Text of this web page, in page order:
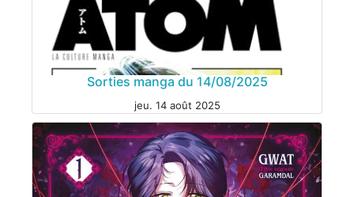
MANGA
MANGA
Sorties manga du 14/08/2025
jeu. 14 août 2025